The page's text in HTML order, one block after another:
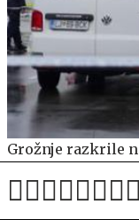
Grožnje razkrile